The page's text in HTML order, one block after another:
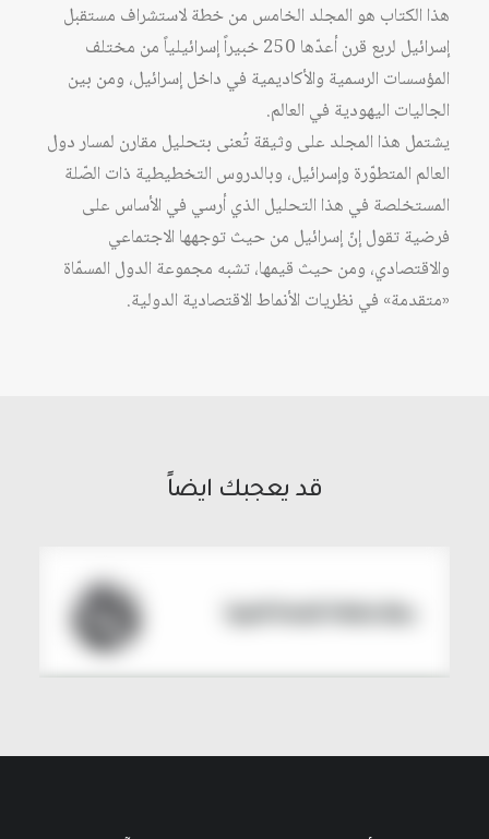
في
مسار
الدول
المتقدمة
هذا الكتاب هو المجلد الخامس من خطة لاستشراف مستقبل
إسرائيل لربع قرن أعدّها 250 خبيراً إسرائيلياً من مختلف
المؤسسات الرسمية والأكاديمية في داخل إسرائيل، ومن بين
الجاليات اليهودية في العالم.
يشتمل هذا المجلد على وثيقة تُعنى بتحليل مقارن لمسار دول
العالم المتطوّرة وإسرائيل، وبالدروس التخطيطية ذات الصّلة
المستخلصة في هذا التحليل الذي أرسي في الأساس على
فرضية تقول إنّ إسرائيل من حيث توجهها الاجتماعي
والاقتصادي، ومن حيث قيمها، تشبه مجموعة الدول المسمّاة
«متقدمة» في نظريات الأنماط الاقتصادية الدولية.
قد يعجبك ايضاً